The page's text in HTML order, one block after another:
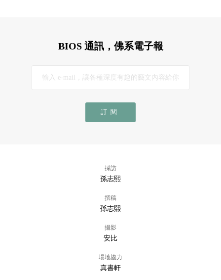
BIOS 通訊，佛系電子報
訂閱
採訪
孫志熙
撰稿
孫志熙
攝影
安比
場地協力
真書軒